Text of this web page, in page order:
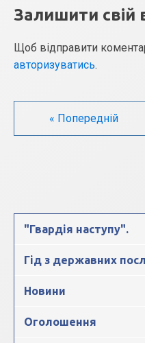
Залишити свій
Щоб відправити
авторизуватись.
« Попередній
"Гвардія наступу".
Гід з державних
Новини
Оголошення